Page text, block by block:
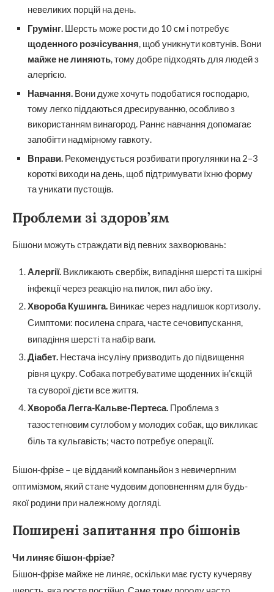
невеликих порцій на день.
Грумінг. Шерсть може рости до 10 см і потребує
щоденного розчісування, щоб уникнути ковтунів. Вони
майже не линяють, тому добре підходять для людей з
алергією.
Навчання. Вони дуже хочуть подобатися господарю,
тому легко піддаються дресируванню, особливо з
використанням винагород. Раннє навчання допомагає
запобігти надмірному гавкоту.
Вправи. Рекомендується розбивати прогулянки на 2–3
короткі виходи на день, щоб підтримувати їхню форму
та уникати пустощів.
Проблеми зі здоров’ям
Бішони можуть страждати від певних захворювань:
Алергії. Викликають свербіж, випадіння шерсті та шкірні
інфекції через реакцію на пилок, пил або їжу.
Хвороба Кушинга. Виникає через надлишок кортизолу.
Симптоми: посилена спрага, часте сечовипускання,
випадіння шерсті та набір ваги.
Діабет. Нестача інсуліну призводить до підвищення
рівня цукру. Собака потребуватиме щоденних ін’єкцій
та суворої дієти все життя.
Хвороба Легга-Кальве-Пертеса. Проблема з
тазостегновим суглобом у молодих собак, що викликає
біль та кульгавість; часто потребує операції.
Бішон-фрізе – це відданий компаньйон з невичерпним
оптимізмом, який стане чудовим доповненням для будь-
якої родини при належному догляді.
Поширені запитання про бішонів
Чи линяє бішон-фрізе?
Бішон-фрізе майже не линяє, оскільки має густу кучеряву